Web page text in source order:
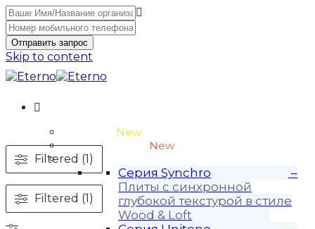
Отправить запрос
Skip to content
New
Wood-3 и Loft-2
New
Материалы
Серия Synchro
–
Плиты с синхронной
глубокой текстурой в стиле
Wood & Loft
Filtered (1)
Filtered (1)